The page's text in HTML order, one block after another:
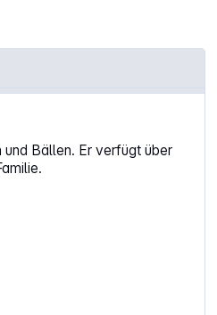
Bällen. Er verfügt über